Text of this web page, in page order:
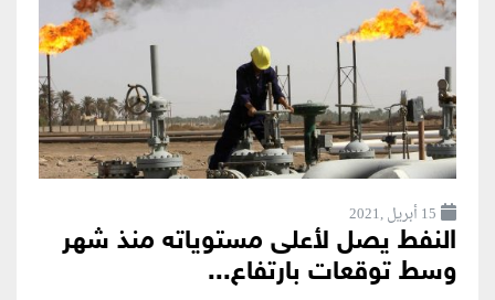
15 أبريل ,2021
النفط يصل لأعلى مستوياته منذ شهر
وسط توقعات بارتفاع...